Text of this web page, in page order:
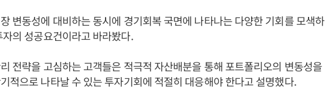
변동성에 대비하는 동시에 경기회복 국면에 나타나는 다양한 기회를 모색하
의 성공요건이라고 바라봤다.
전략을 고심하는 고객들은 적극적 자산배분을 통해 포트폴리오의 변동성을
적으로 나타날 수 있는 투자기회에 적절히 대응해야 한다고 설명했다.